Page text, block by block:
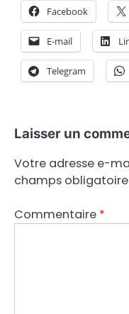
Facebook
E-mail
Telegram
Laisser un
Votre adresse e-
champs
Commentaire *